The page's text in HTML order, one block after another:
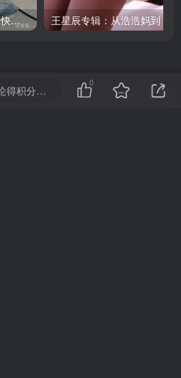
VR视频站，无需注册速度快，Oculus Quest VR 必备站
近期灌水用户居多，评论得积分已取消，禁止恶意灌水评论，否则可能被删除、或封号
0